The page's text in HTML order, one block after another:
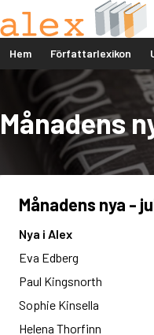
Hem Författarlexikon
Månadens
Månadens nya -
Nya i Alex
Eva Edberg
Paul Kingsnorth
Sophie Kinsella
Helena Thorfinn